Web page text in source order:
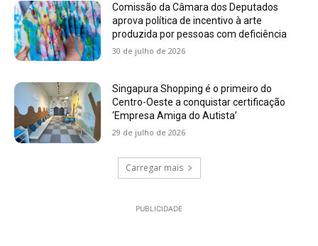
Comissão da Câmara dos Deputados
aprova política de incentivo à arte
produzida por pessoas com deficiência
30 de julho de 2026
Singapura Shopping é o primeiro do
Centro-Oeste a conquistar certificação
‘Empresa Amiga do Autista’
29 de julho de 2026
Carregar mais
PUBLICIDADE